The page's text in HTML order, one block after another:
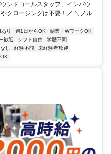
ンドコールスタッフ、インバウ
クロージングは不要！／ ＼ノル
り 週1日からOK
副業・WワークOK
歓迎 シフト自由
学歴不問
し 経験不問
未経験者歓迎